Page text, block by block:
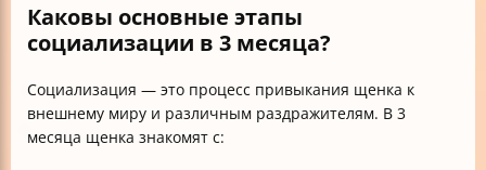
Каковы основные этапы
социализации в 3 месяца?
Социализация — это процесс привыкания щенка к
внешнему миру и различным раздражителям. В 3
месяца щенка знакомят с: